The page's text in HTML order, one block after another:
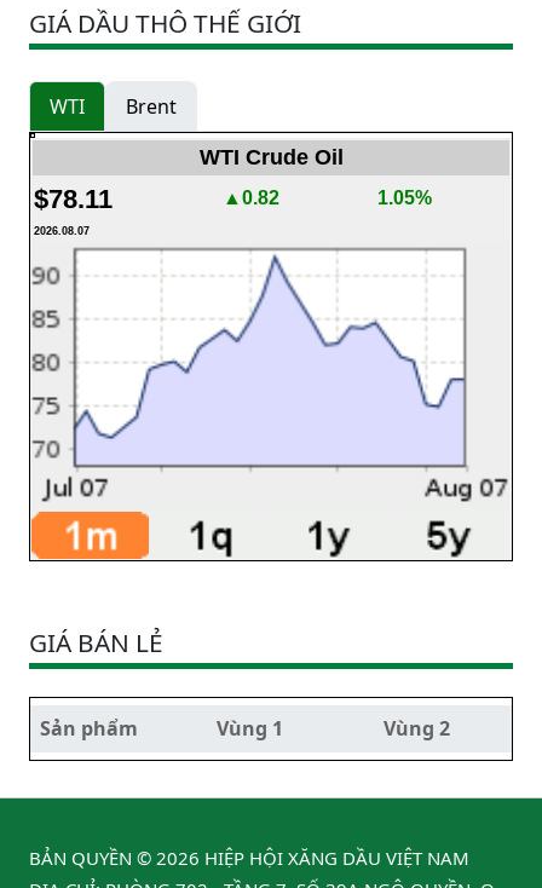
GIÁ DẦU THÔ THẾ GIỚI
WTI Brent
WTI Crude Oil
$78.11 ▲0.82 1.05%
2026.08.07
GIÁ BÁN LẺ
Sản phẩm Vùng 1 Vùng 2
BẢN QUYỀN © 2026 HIỆP HỘI XĂNG DẦU VIỆT NAM